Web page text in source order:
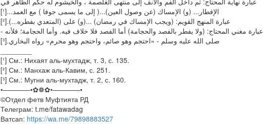
الإفطار... (و) الإمساك (عن وصول العين)...( إلى ما يسمى جوفا ) مع العمد...[¹]
عبارة المنهج القويم: (ويجب الإمساك في رمضان) ...(و) على (المتعدي بفطره...).[²]
عبارة مغني المحتاج: (ولا يفطر بالفصد والحجامة) أما الفصد فلا خلاف فيه. وأما الحجامة؛ فلأنه -
صلى الله عليه وسلم - «احتجم وهو صائم، واحتجم وهو محرم» رواه البخاري.[³]
[¹] См.: Нихаят аль-мухтадж, т. 3, с. 135.
[²] См.: Манхаж аль-Кавим, с. 251.
[³] См.: Мугни аль-мухтадж, т. 2, с. 160.
•————•✿❁✿•————•
©️Отдел фетв Муфтията РД
Телеграм: t.me/fatawadag
Ватсап: https://wa.me/79898883527